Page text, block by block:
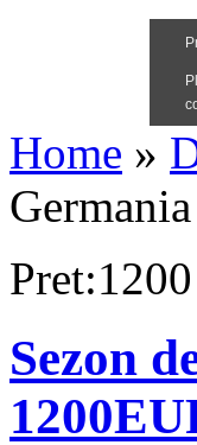
Home »
Pret:1200
Sezon